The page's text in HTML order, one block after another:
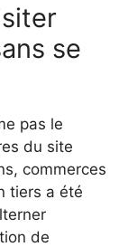
se
pas le
du site
commerces
tiers a été
de